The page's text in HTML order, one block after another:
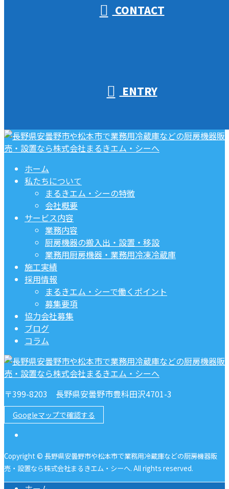
CONTACT
ENTRY
ホーム
私たちについて
まるきエム・シーの特徴
会社概要
サービス内容
業務内容
厨房機器の搬入出・設置・移設
業務用厨房機器・業務用冷凍冷蔵庫
施工実績
採用情報
まるきエム・シーで働くポイント
募集要項
協力会社募集
ブログ
コラム
〒399-8203 長野県安曇野市豊科田沢4701-3
Googleマップで確認する
Copyright © 長野県安曇野市や松本市で業務用冷蔵庫などの厨房機器販
売・設置なら株式会社まるきエム・シーへ. All rights reserved.